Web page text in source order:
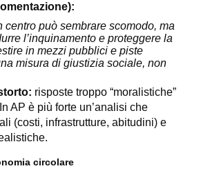
centro può sembrare scomodo, ma
l’inquinamento e proteggere la
in mezzi pubblici e piste
misura di giustizia sociale, non
risposte troppo “moralistiche”
AP è più forte un’analisi che
(costi, infrastrutture, abitudini) e
circolare